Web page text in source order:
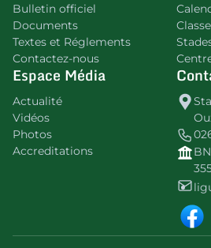
Bulletin officiel
Documents
Textes et Réglements
Contactez-nous
Espace Média
Actualité
Vidéos
Photos
Accreditations